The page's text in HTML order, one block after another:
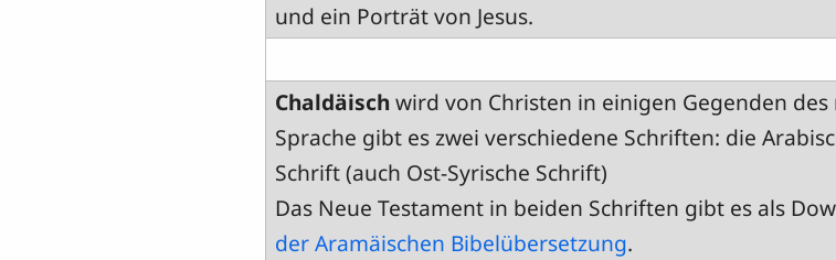
und ein Porträt von Jesus.
Chaldäisch wird von Christen in einigen Gegenden
Sprache gibt es zwei verschiedene Schriften: die
Schrift (auch Ost-Syrische Schrift)
Das Neue Testament in beiden Schriften gibt es als
der Aramäischen Bibelübersetzung.